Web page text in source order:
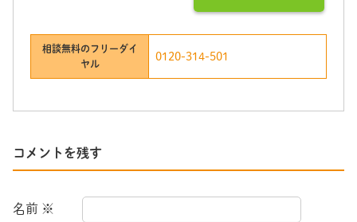
相談無料のフリーダイ
ヤル
0120-314-501
コメントを残す
名前 ※